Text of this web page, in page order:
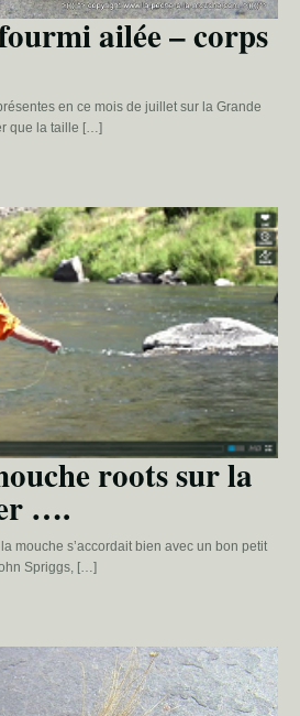
ailée – corps
en ce mois de juillet sur la Grande
que la taille […]
roots sur la
….
mouche s’accordait bien avec un bon petit
Spriggs, […]